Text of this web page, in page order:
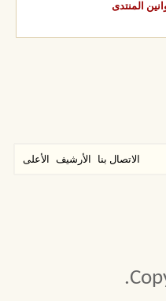
المنتدى
الاتصال بنا الأرشيف الأعلى